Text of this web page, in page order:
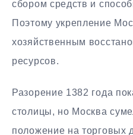
сбором средств и
Поэтому укрепление
хозяйственным
ресурсов.
Разорение 1382 года
столицы, но Москва
положение на торговых